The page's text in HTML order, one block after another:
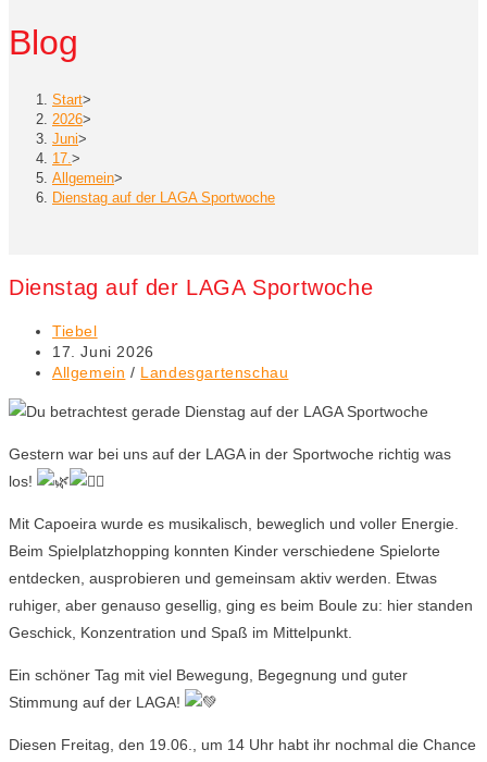
Blog
Start>
2026>
Juni>
17. >
Allgemein>
Dienstag auf der LAGA Sportwoche
Dienstag auf der LAGA Sportwoche
Beitrags-
Autor:
Tiebel
Beitrag
veröffentlicht:
17. Juni 2026
Beitrags-
Allgemein / Landesgartenschau
Gestern war bei uns auf der LAGA in der Sportwoche richtig was
los!
Mit Capoeira wurde es musikalisch, beweglich und voller Energie.
Beim Spielplatzhopping konnten Kinder verschiedene Spielorte
entdecken, ausprobieren und gemeinsam aktiv werden. Etwas
ruhiger, aber genauso gesellig, ging es beim Boule zu: hier standen
Geschick, Konzentration und Spaß im Mittelpunkt.
Ein schöner Tag mit viel Bewegung, Begegnung und guter
Stimmung auf der LAGA!
Diesen Freitag, den 19.06., um 14 Uhr habt ihr nochmal die Chance